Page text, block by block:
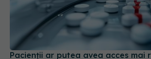
Pacienții ar putea avea acces mai
tratamente. UNIFARM anunță un
important
04 aug 2026, 12:30